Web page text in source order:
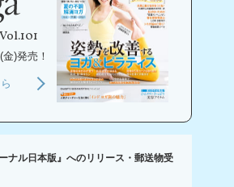
Vol.101
)発売！
ナル日本版』へのリリース・郵送物受